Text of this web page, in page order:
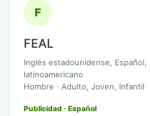
F
FEAL
Inglés estadounidense, Español,
latinoamericano
Hombre · Adulto, Joven, Infantil
Publicidad · Español